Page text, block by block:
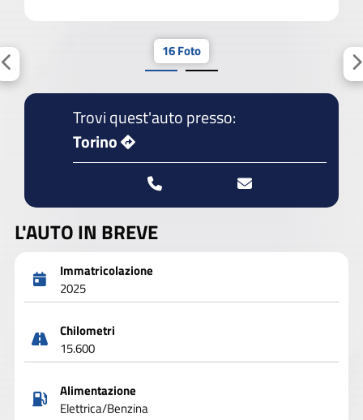
16 Foto
Trovi quest'auto presso:
Torino
L'AUTO IN BREVE
Immatricolazione
2025
Chilometri
15.600
Alimentazione
Elettrica/Benzina